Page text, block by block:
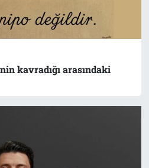
kavradığı arasındaki